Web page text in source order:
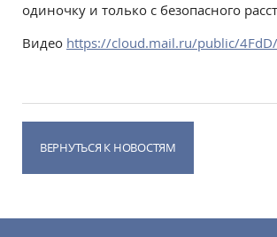
одиночку и только с безопасного
Видео https://cloud.mail.ru/public/
ВЕРНУТЬСЯ К НОВОСТЯМ